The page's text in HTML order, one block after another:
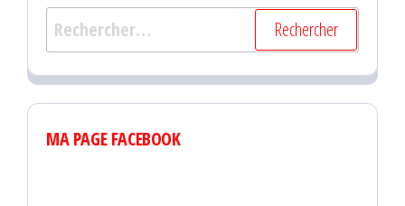
Rechercher :
MA PAGE FACEBOOK